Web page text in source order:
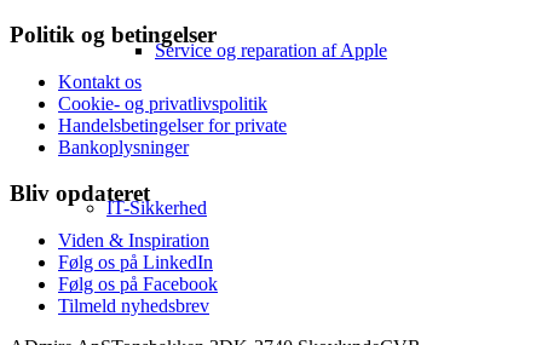
Service og reparation af Apple
IT-Sikkerhed
Politik og betingelser
Kontakt os
Cookie- og privatlivspolitik
Handelsbetingelser for private
Bankoplysninger
Bliv opdateret
Viden & Inspiration
Følg os på LinkedIn
Følg os på Facebook
Tilmeld nyhedsbrev